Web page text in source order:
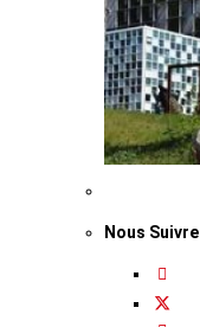
Nous Suivre